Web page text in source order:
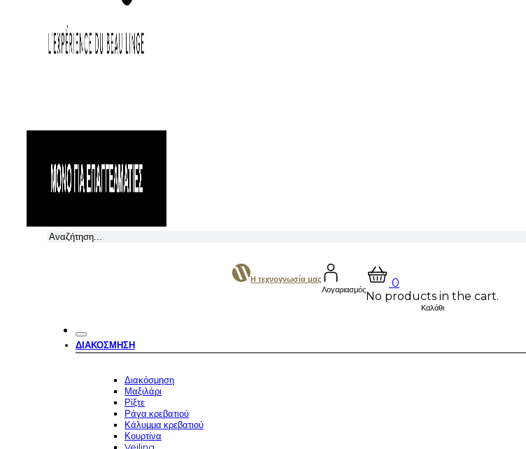
Αναζήτηση
Η τεχνογνωσία μας
Λογαριασμός
0
No products in the cart.
Καλάθι
ΔΙΑΚΌΣΜΗΣΗ
Διακόσμηση
Μαξιλάρι
Ρίξτε
Ράγα κρεβατιού
Κάλυμμα κρεβατιού
Κουρτίνα